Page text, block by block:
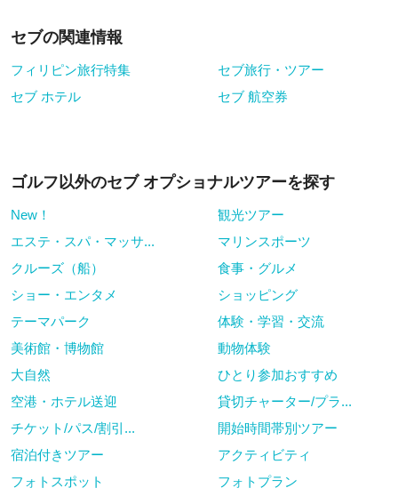
セブの関連情報
フィリピン旅行特集
セブ旅行・ツアー
セブ ホテル
セブ 航空券
ゴルフ以外のセブ オプショナルツアーを探す
New！
観光ツアー
エステ・スパ・マッサ...
マリンスポーツ
クルーズ（船）
食事・グルメ
ショー・エンタメ
ショッピング
テーマパーク
体験・学習・交流
美術館・博物館
動物体験
大自然
ひとり参加おすすめ
空港・ホテル送迎
貸切チャーター/プラ...
チケット/パス/割引...
開始時間帯別ツアー
宿泊付きツアー
アクティビティ
フォトスポット
フォトプラン